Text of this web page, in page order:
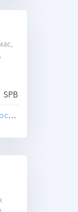
SPB
Американские Виргинские острова